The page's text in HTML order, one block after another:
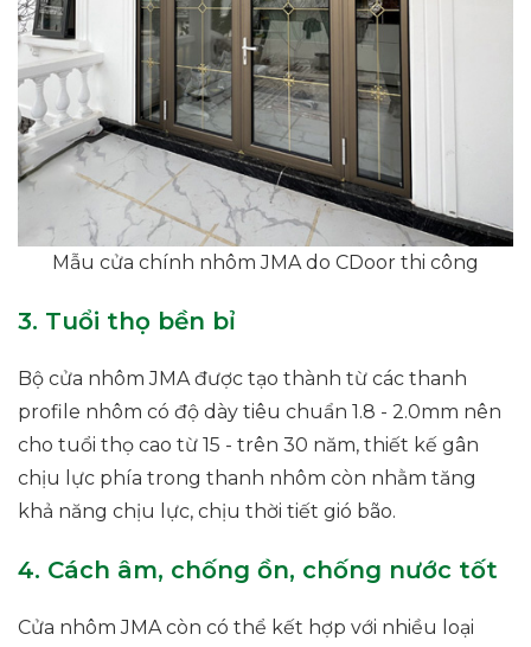
Mẫu cửa chính nhôm JMA do CDoor thi công
3. Tuổi thọ bền bỉ
Bộ cửa nhôm JMA được tạo thành từ các thanh
profile nhôm có độ dày tiêu chuẩn 1.8 - 2.0mm nên
cho tuổi thọ cao từ 15 - trên 30 năm, thiết kế gân
chịu lực phía trong thanh nhôm còn nhằm tăng
khả năng chịu lực, chịu thời tiết gió bão.
4. Cách âm, chống ồn, chống nước tốt
Cửa nhôm JMA còn có thể kết hợp với nhiều loại